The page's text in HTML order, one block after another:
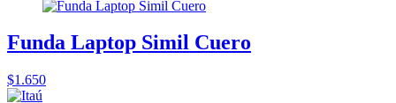
Funda Laptop Simil Cuero
$1.650